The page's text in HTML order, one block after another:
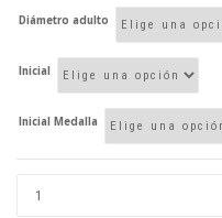
Diámetro adulto
Inicial
Inicial Medalla